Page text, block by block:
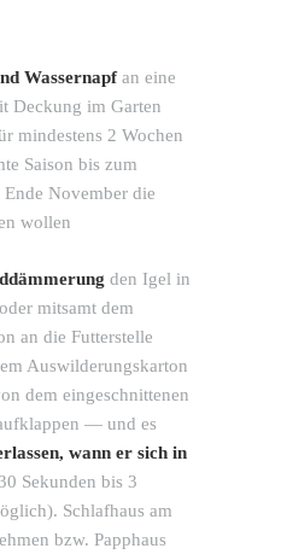
Wassernapfan eine
Deckung im Garten
mindestens 2 Wochen
Saison bis zum
November die
wollen
den Igel in
mitsamt dem
an die Futterstelle
Auswilderungskarton
dem eingeschnittenen
— und es
wann er sich in
Sekunden bis 3
Schlafhaus am
bzw. Papphaus